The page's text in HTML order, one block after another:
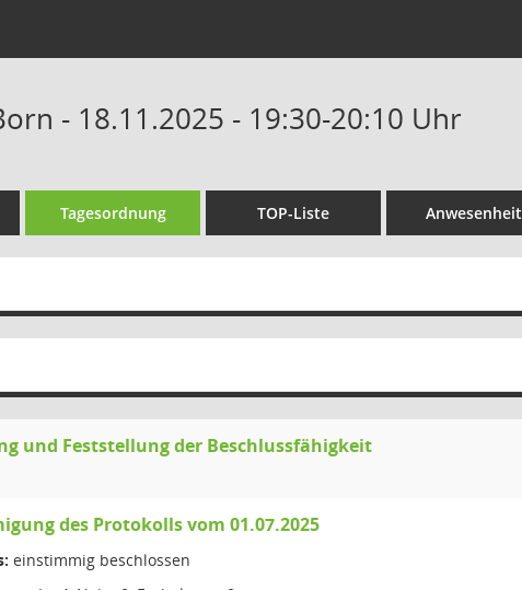
- 18.11.2025 - 19:30-20:10 Uhr
Tagesordnung TOP-Liste Anwesenheit
und Feststellung der Beschlussfähigkeit
des Protokolls vom 01.07.2025
einstimmig beschlossen